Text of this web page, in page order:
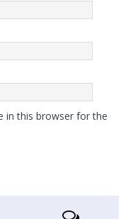
in this browser for the